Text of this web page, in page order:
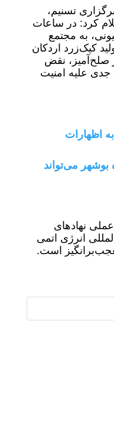
تسنیم،
کرد: در ساعات
به مجتمع
کیک‌زرد اردکان
حمله کرد.تهاجم به این مراکز ‎صلح‌آمیز، نقض
آشکار حقوق‌بین‌الملل و تهدید جدی علیه ‎امنیت
اظهارات
می‌تواند
نهادهای
انرژی اتمی
است.